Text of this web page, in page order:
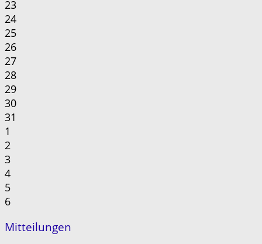
23
24
25
26
27
28
29
30
31
1
2
3
4
5
6
Mitteilungen